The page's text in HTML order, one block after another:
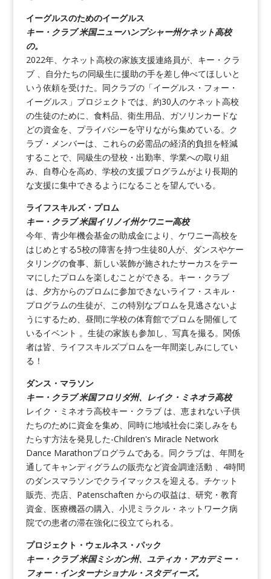
イーグルスのためのイーグルス
キー・クラブ 米国ニューハンプシャー州ケネット高校
の。
2022年、ケネット高校の家族支援連絡員が、キー・クラ
ブ 、自分たちの同級生に援助の手を差し伸べてほしいと
いう依頼を受けた。同クラブの「イーグルス・フォー・
イーグルス」プロジェクトでは、約30人のケネット高校
の生徒のために、食料品、衛生用品、ガソリンカードな
どの資金を、プライバシーを守りながら集めている。ク
ラブ・メンバーは、これらの必需品の経済的負担を軽減
することで、同級生の登校・出勤率、学業への取り組
み、自尊心を高め、学校の支援プログラムがより長期的
な支援に集中できるようになることを望んでいる。
ライフスキルズ・プロム
キー・クラブ 米国イリノイ州ケワニー高校
今年、青少年機会基金の助成金により、ケワニー高校を
はじめとする5校の障害を持つ生徒80人が、ダンスやケー
タリングの食事、新しい装飾が施されたサーカスをテー
マにしたプロムを楽しむことができる。キー・クラブ
は、夕方からのプロムに参加できないライフ・スキル・
プログラムの生徒が、この特別なプロムを見逃さないよ
うにするため、昼間に学校の体育館でプロムを開催して
いるイベント 。生徒の家族も参加し、写真を撮る。関係
者は皆、ライフスキルズプロムを一年間楽しみにしてい
る！
ダンス・マラソン
キー・クラブ 米国フロリダ州、レイク・ミネオラ高校
レイク・ミネオラ高校キー・クラブ は、恵まれない子供
たちのために資金を集め、同時に地域社会に楽しみをも
たらす方法を発見した-Children's Miracle Network
Dance Marathonプログラムである。同クラブは、年間を
通してキャンディグラムの販売など資金調達活動 、4時間
のダンスマラソンでクライマックスを迎える。チケット
販売、売店、Patenschaften からの収益は、研究・教育
資金、医療機器の購入、小児ミラクル・ネットワーク病
院での患者の滞在強化に役立てられる。
プロジェクト・ウェルネス・パック
キー・クラブ 米国ミシガン州、ユティカ・アカデミー・
フォー・インターナショナル・スタディーズ。